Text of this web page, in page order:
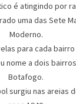
é atingindo por
uma das Sete
Moderno.
para cada
nome a dois
Botafogo.
surgiu nas areias